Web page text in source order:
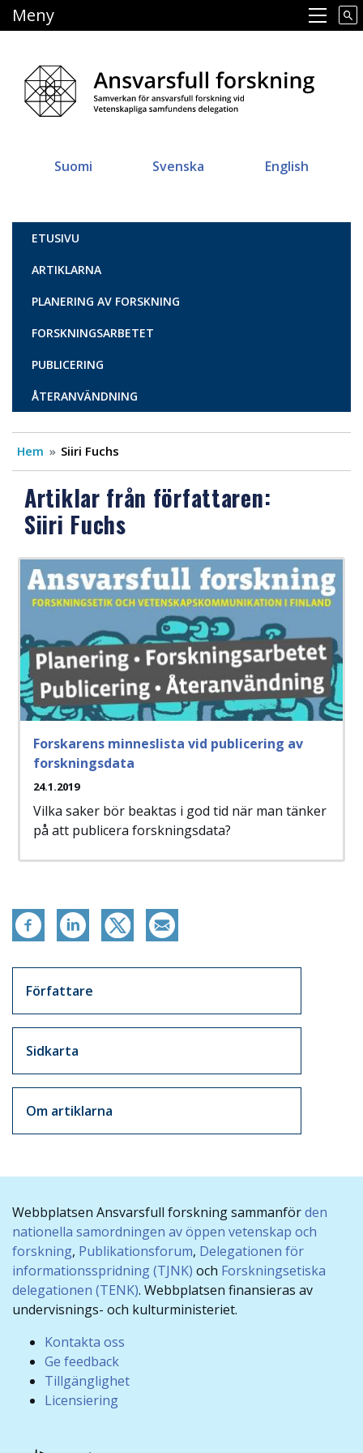
till
Main navigation
Meny
Suomi Svenska English
Vastuullinen tiede
ETUSIVU
ARTIKLARNA
PLANERING AV FORSKNING
FORSKNINGSARBETET
PUBLICERING
ÅTERANVÄNDNING
Hem Siiri Fuchs
Artiklar från författaren:
Siiri Fuchs
Forskarens minneslista vid publicering av
forskningsdata
24.1.2019
Vilka saker bör beaktas i god tid när man tänker
på att publicera forskningsdata?
Författare
Sidkarta
Om artiklarna
Webbplatsen Ansvarsfull forskning sammanförden
nationella samordningen av öppen vetenskap och
forskning, Publikationsforum, Delegationen för
informationsspridning (TJNK) och Forskningsetiska
delegationen (TENK). Webbplatsen finansieras av
undervisnings- och kulturministeriet.
Kontakta oss
Ge feedback
Tillgänglighet
Licensiering